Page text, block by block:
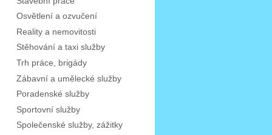
Osvětlení a ozvučení
Reality a nemovitosti
Stěhování a taxi služby
Trh práce, brigády
Zábavní a umělecké služby
Poradenské služby
Sportovní služby
Společenské služby, zážitky